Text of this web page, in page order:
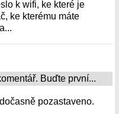
k wifi, ke které je
ke kterému máte
Buďte první...
pozastaveno.